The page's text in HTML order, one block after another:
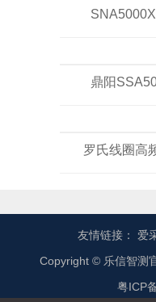
鼎阳
罗氏线圈高
友情链接： 爱
Copyright © 乐信智测
粤ICP